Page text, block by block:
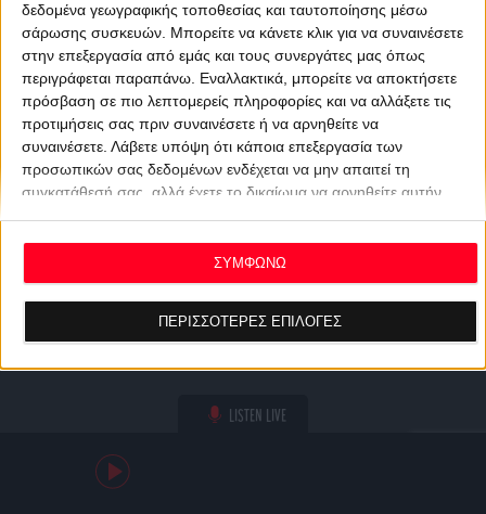
δεδομένα γεωγραφικής τοποθεσίας και ταυτοποίησης μέσω
σάρωσης συσκευών. Μπορείτε να κάνετε κλικ για να συναινέσετε
στην επεξεργασία από εμάς και τους συνεργάτες μας όπως
περιγράφεται παραπάνω. Εναλλακτικά, μπορείτε να αποκτήσετε
πρόσβαση σε πιο λεπτομερείς πληροφορίες και να αλλάξετε τις
προτιμήσεις σας πριν συναινέσετε ή να αρνηθείτε να
συναινέσετε. Λάβετε υπόψη ότι κάποια επεξεργασία των
προσωπικών σας δεδομένων ενδέχεται να μην απαιτεί τη
συγκατάθεσή σας, αλλά έχετε το δικαίωμα να αρνηθείτε αυτήν
ανακαλέσετε τη συγκατάθεσή σας ανά πάσα στιγμή
επιστρέφοντας σε αυτόν τον ιστότοπο και κάνοντας κλικ στο
κουμπί "Απορρήτου" στο κάτω μέρος της ιστοσελίδας.
ΠΕΡΙΣΣΟΤΕΡΕΣ ΕΠΙΛΟΓΕΣ
ΣΥΜΦΩΝΩ
LISTEN LIVE